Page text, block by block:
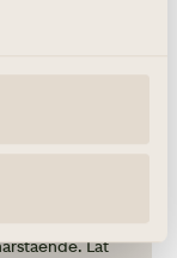
Låt